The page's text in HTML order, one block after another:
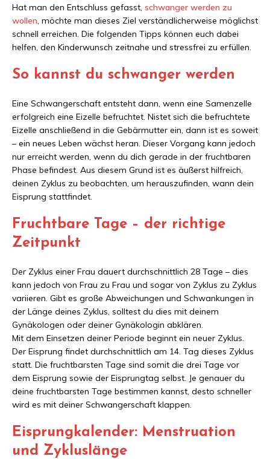
Hat man den Entschluss gefasst, schwanger werden zu
wollen, möchte man dieses Ziel verständlicherweise möglichst
schnell erreichen. Die folgenden Tipps können euch dabei
helfen, den Kinderwunsch zeitnahe und stressfrei zu erfüllen.
So kannst du schwanger werden
Eine Schwangerschaft entsteht dann, wenn eine Samenzelle
erfolgreich eine Eizelle befruchtet. Nistet sich die befruchtete
Eizelle anschließend in die Gebärmutter ein, dann ist es soweit
– ein neues Leben wächst heran. Dieser Vorgang kann jedoch
nur erreicht werden, wenn du dich gerade in der fruchtbaren
Phase befindest. Aus diesem Grund ist es äußerst hilfreich,
deinen Zyklus zu beobachten, um herauszufinden, wann dein
Eisprung stattfindet.
Fruchtbare Tage – der richtige
Zeitpunkt
Der Zyklus einer Frau dauert durchschnittlich 28 Tage – dies
kann jedoch von Frau zu Frau und sogar von Zyklus zu Zyklus
variieren. Gibt es große Abweichungen und Schwankungen in
der Länge deines Zyklus, solltest du dies mit deinem
Gynäkologen oder deiner Gynäkologin abklären.
Mit dem Einsetzen deiner Periode beginnt ein neuer Zyklus.
Der Eisprung findet durchschnittlich am 14. Tag dieses Zyklus
statt. Die fruchtbarsten Tage sind somit die drei Tage vor
dem Eisprung sowie der Eisprungtag selbst. Je genauer du
deine fruchtbarsten Tage bestimmen kannst, desto schneller
wird es mit deiner Schwangerschaft klappen.
Eisprungkalender: Menstruation
und Zykluslänge